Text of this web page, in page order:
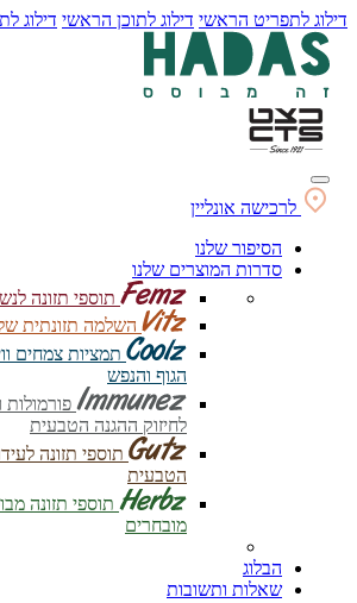
דילוג לתפריט הראשי דילוג לתוכן הראשי דילוג
לרכישה אונליין
הסיפור שלנו
סדרות המוצרים שלנו
תוספי תזונה
השלמה תזונתית של
תמציות צמחים
הגוף והנפש
פורמולות
לחיזוק ההגנה הטבעית
תוספי תזונה
הטבעית
תוספי תזונה
מובחרים
הבלוג
שאלות ותשובות